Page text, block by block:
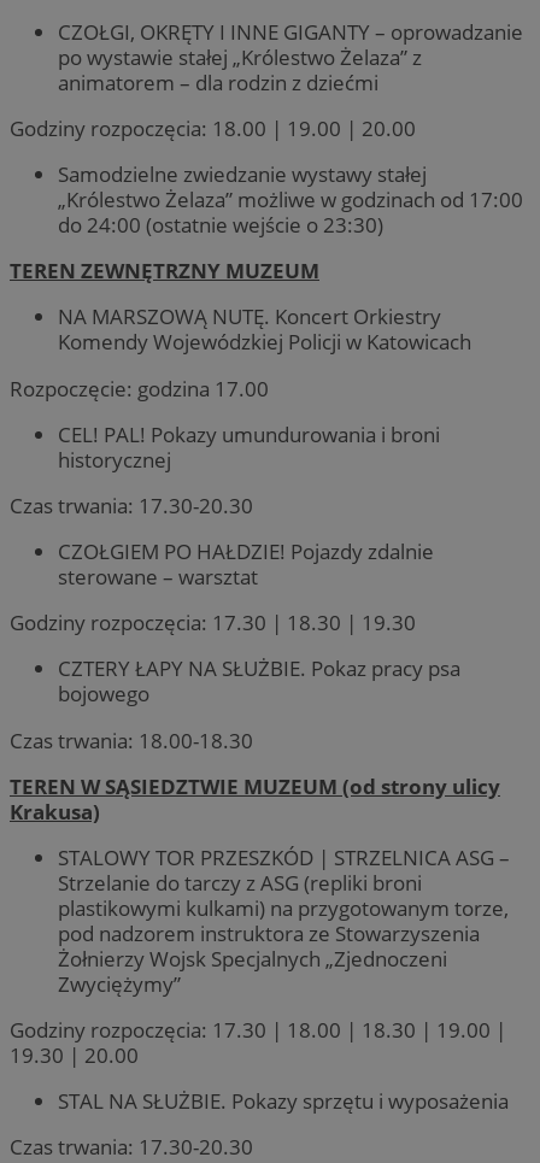
CZOŁGI, OKRĘTY I INNE GIGANTY – oprowadzanie
po wystawie stałej „Królestwo Żelaza” z
animatorem – dla rodzin z dziećmi
Godziny rozpoczęcia: 18.00 | 19.00 | 20.00
Samodzielne zwiedzanie wystawy stałej
„Królestwo Żelaza” możliwe w godzinach od 17:00
do 24:00 (ostatnie wejście o 23:30)
TEREN ZEWNĘTRZNY MUZEUM
NA MARSZOWĄ NUTĘ. Koncert Orkiestry
Komendy Wojewódzkiej Policji w Katowicach
Rozpoczęcie: godzina 17.00
CEL! PAL! Pokazy umundurowania i broni
historycznej
Czas trwania: 17.30-20.30
CZOŁGIEM PO HAŁDZIE! Pojazdy zdalnie
sterowane – warsztat
Godziny rozpoczęcia: 17.30 | 18.30 | 19.30
CZTERY ŁAPY NA SŁUŻBIE. Pokaz pracy psa
bojowego
Czas trwania: 18.00-18.30
TEREN W SĄSIEDZTWIE MUZEUM (od strony ulicy
Krakusa)
STALOWY TOR PRZESZKÓD | STRZELNICA ASG –
Strzelanie do tarczy z ASG (repliki broni
plastikowymi kulkami) na przygotowanym torze,
pod nadzorem instruktora ze Stowarzyszenia
Żołnierzy Wojsk Specjalnych „Zjednoczeni
Zwyciężymy”
Godziny rozpoczęcia: 17.30 | 18.00 | 18.30 | 19.00 |
19.30 | 20.00
STAL NA SŁUŻBIE. Pokazy sprzętu i wyposażenia
Czas trwania: 17.30-20.30